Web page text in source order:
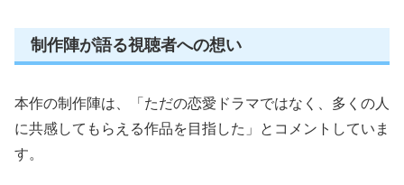
制作陣が語る視聴者への想い
本作の制作陣は、「ただの恋愛ドラマではなく、多くの人
に共感してもらえる作品を目指した」とコメントしていま
す。